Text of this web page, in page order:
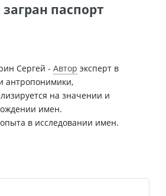
паспорт
Сергей - Автор эксперт в
антропонимики,
на значении и
имен.
в исследовании имен.